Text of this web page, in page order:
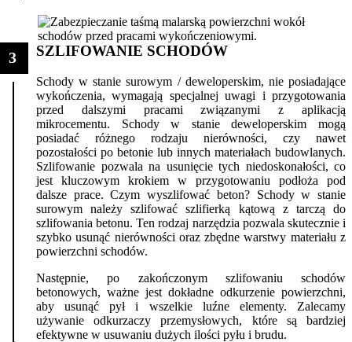
3 SZLIFOWANIE SCHODÓW
Schody w stanie surowym / deweloperskim, nie posiadające
wykończenia, wymagają specjalnej uwagi i przygotowania
przed dalszymi pracami związanymi z aplikacją
mikrocementu. Schody w stanie deweloperskim mogą
posiadać różnego rodzaju nierówności, czy nawet
pozostałości po betonie lub innych materiałach budowlanych.
Szlifowanie pozwala na usunięcie tych niedoskonałości, co
jest kluczowym krokiem w przygotowaniu podłoża pod
dalsze prace. Czym wyszlifować beton? Schody w stanie
surowym należy szlifować szlifierką kątową z tarczą do
szlifowania betonu. Ten rodzaj narzędzia pozwala skutecznie i
szybko usunąć nierówności oraz zbędne warstwy materiału z
powierzchni schodów.
Następnie, po zakończonym szlifowaniu schodów
betonowych, ważne jest dokładne odkurzenie powierzchni,
aby usunąć pył i wszelkie luźne elementy. Zalecamy
używanie odkurzaczy przemysłowych, które są bardziej
efektywne w usuwaniu dużych ilości pyłu i brudu.